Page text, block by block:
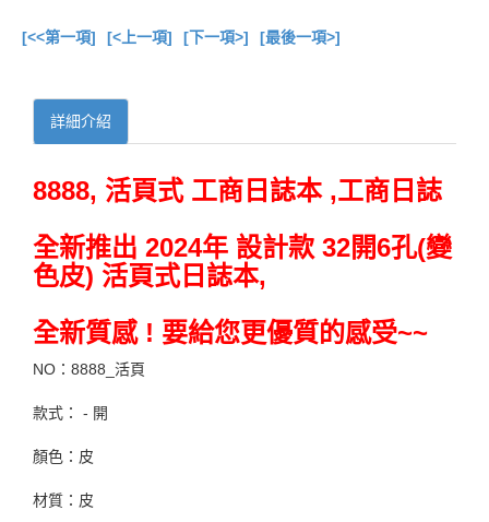
[<<第一項] [<上一項] [下一項>] [最後一項>]
詳細介紹
8888, 活頁式 工商日誌本 ,工商日誌
全新推出 2024年 設計款 32開6孔(變
色皮) 活頁式日誌本,
全新質感 ! 要給您更優質的感受~~
NO：8888_活頁
款式： - 開
顏色：皮
材質：皮